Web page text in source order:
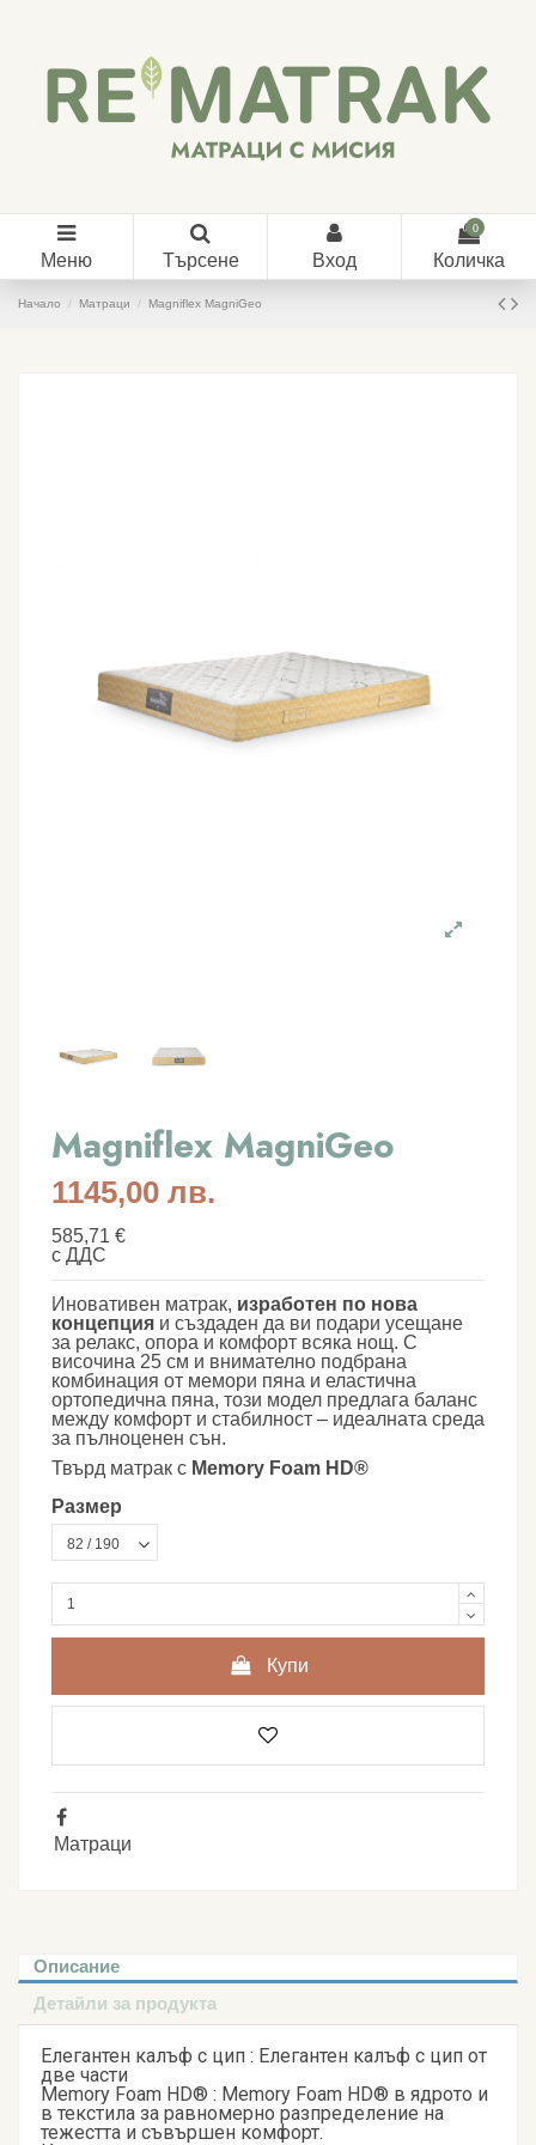
Меню Търсене Вход
0
Количка
Начало Матраци Magniflex MagniGeo
Magniflex MagniGeo
1145,00 лв.
585,71 €
с ДДС
Иновативен матрак, изработен по нова
концепция и създаден да ви подари усещане
за релакс, опора и комфорт всяка нощ. С
височина 25 см и внимателно подбрана
комбинация от мемори пяна и еластична
ортопедична пяна, този модел предлага баланс
между комфорт и стабилност – идеалната среда
за пълноценен сън.
Твърд матрак с Memory Foam HD®
Размер
Купи
Матраци
Описание
Детайли за продукта
Елегантен калъф с цип : Елегантен калъф с цип от
две части
Memory Foam HD® : Memory Foam HD® в ядрото и
в текстила за равномерно разпределение на
тежестта и съвършен комфорт.